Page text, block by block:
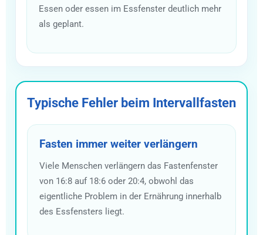
Essen oder essen im Essfenster deutlich mehr
als geplant.
Typische Fehler beim Intervallfasten
Fasten immer weiter verlängern
Viele Menschen verlängern das Fastenfenster
von 16:8 auf 18:6 oder 20:4, obwohl das
eigentliche Problem in der Ernährung innerhalb
des Essfensters liegt.